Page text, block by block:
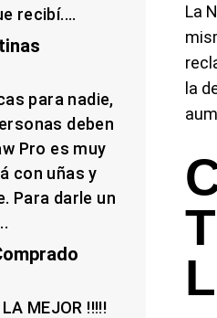
La
la
recibí....
para nadie,
deben
Pro es muy
con uñas y
Para darle un
LA MEJOR !!!!!